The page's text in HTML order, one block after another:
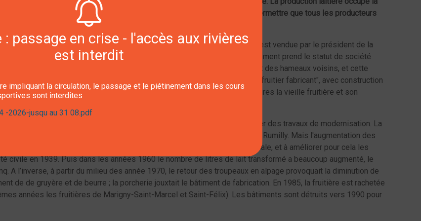
de la commune, mais la population n'est pas assez agglomérée pour permettre que tous les producteurs
achète en 1890 une maison avec un petit pré, située au village, et qui lui est vendue par le président de la
; il s'agit de la partie habitation d'une ferme au sud du village. L'établissement prend le statut de société
en 1900. Il rassemble les principaux propriétaires du chef-lieu d’Héry et des hameaux voisins, et cette
est "formée dans le but de construire une fruitière pour la vente du lait à un fruitier fabricant", avec construction
En 1904, cette coopérative d'Héry-sur-Alby rachète aux anciens sociétaires la vieille fruitière et son
elle obtient une subvention du ministère de l'agriculture pour réaliser des travaux de modernisation. La
préférant livrer leur lait à la Compagnie générale du lait condensé de Rumilly. Mais l'augmentation des
pousse les producteurs d'Héry à revenir à une transformation locale, et à améliorer pour cela les
civile en 1939. Puis dans les années 1960 le nombre de litres de lait transformé a beaucoup augmenté, le
A l’inverse, à partir du milieu des année 1970, le retour des troupeaux en alpage provoquait la diminution de
de de gruyère et de beurre ; la porcherie jouxtait le bâtiment de fabrication. En 1985, la fruitière est rachetée
années les fruitières de Marigny-Saint-Marcel et Saint-Félix). Les bâtiments sont détruits vers 1990 pour
: passage en crise - l'accès aux rivières
est interdit
impliquant la circulation, le passage et le piétinement dans les cours
sont interdites
4 -2026-jusqu au 31 08.pdf